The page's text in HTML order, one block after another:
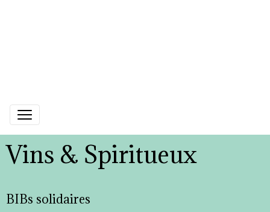
Vins & Spiritueux
BIBs solidaires